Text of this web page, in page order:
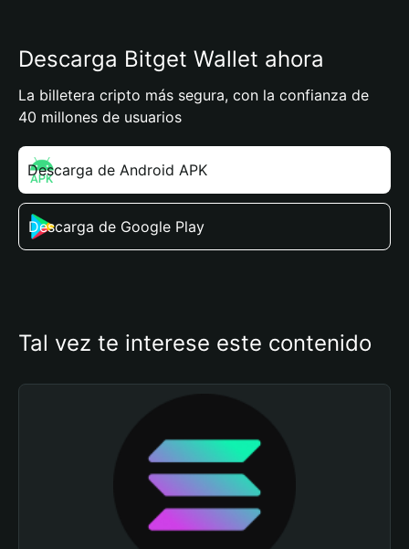
Descarga Bitget Wallet ahora
La billetera cripto más segura, con la confianza de
40 millones de usuarios
Descarga de Android APK
Descarga de Google Play
Tal vez te interese este contenido